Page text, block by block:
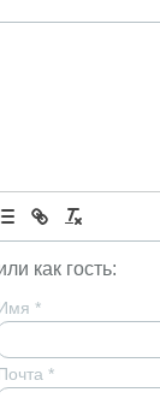
как гость:
*
*